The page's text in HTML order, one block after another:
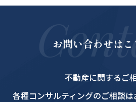
お問い合わせはこ
不動産に関するご
各種コンサルティングのご相談